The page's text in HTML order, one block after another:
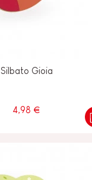
Silbato Gioia
4,98 €